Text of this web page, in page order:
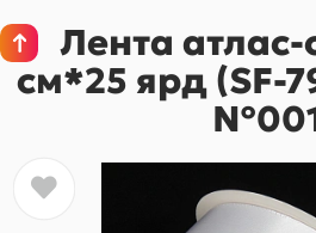
Лента атлас-
см*25 ярд (SF-